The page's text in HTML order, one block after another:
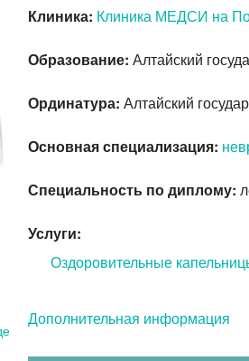
Клиника: Клиника МЕДСИ на
Образование: Алтайский
Ординатура: Алтайский
Основная специализация:
Специальность по диплому:
Услуги:
Оздоровительные
Дополнительная информация